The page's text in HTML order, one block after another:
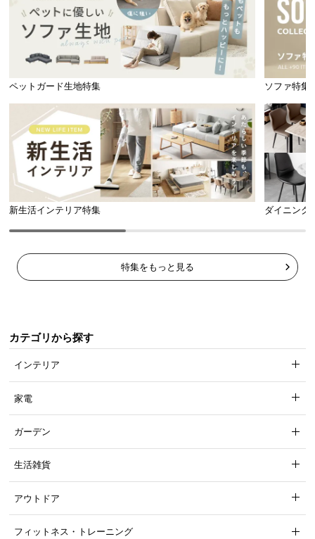
ちょうどいい高さのアームレスト
程よい硬さで肩肘に力が入らないアームレスト。サ
イドテーブル代わりとしても活躍します。
本革のような重厚感と高級感を醸し出すPVCレザー
生地を採用しました。
ペットガード生地特集 ソファ特集
新生活インテリア特集 ダイニング
特集をもっと見る
カテゴリから探す
インテリア
家電
ガーデン
生活雑貨
アウトドア
フィットネス・トレーニング